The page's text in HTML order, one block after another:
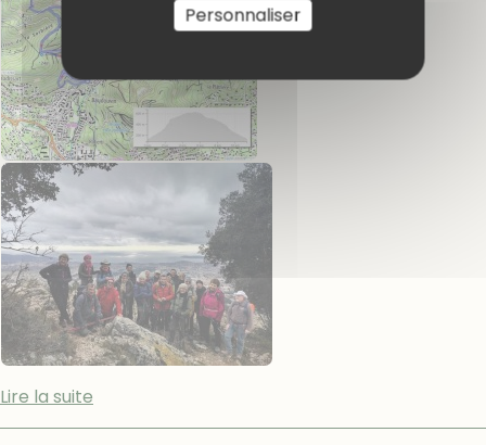
Personnaliser
Lire la suite